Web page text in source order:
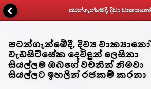
පටන්ගැන්මේදී, දිව්‍ය වාක්‍යානෝ
වැඩසිටිසේක දෙවිඳුන් ලෙසිනා
සියල්ලම ඔබගේ වචනින් නිමවා
සියල්ලට ඉහලින් රජකම් කරනා